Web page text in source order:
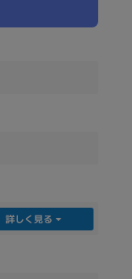
詳しく見る
Ryzen 7